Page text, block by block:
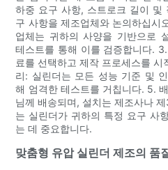
하중 요구 사항, 스트로크 길이 및
구 사항을 제조업체와 논의하십시
업체는 귀하의 사양을 기반으로
테스트를 통해 이를 검증합니다.
료를 선택하고 제작 프로세스를
리: 실린더는 모든 성능 기준 및
해 엄격한 테스트를 거칩니다. 5.
님께 배송되며, 설치는 제조사나
는 실린더가 귀하의 특정 요구 사
는 데 중요합니다.
맞춤형 유압 실린더 제조의 품